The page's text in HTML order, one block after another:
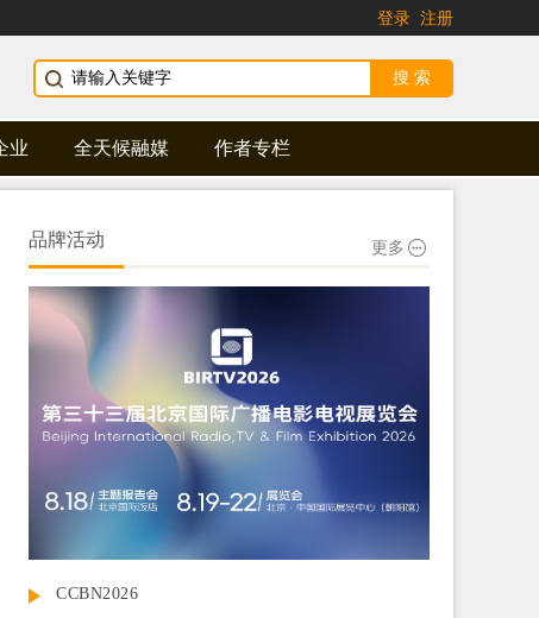
登录 注册
业 全天候融媒 作者专栏
品牌活动 更多
CCBN2026